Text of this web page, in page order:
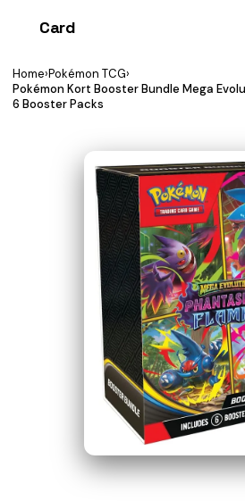
Card
Home›Pokémon TCG›
Pokémon Kort Booster Bundle Mega
6 Booster Packs